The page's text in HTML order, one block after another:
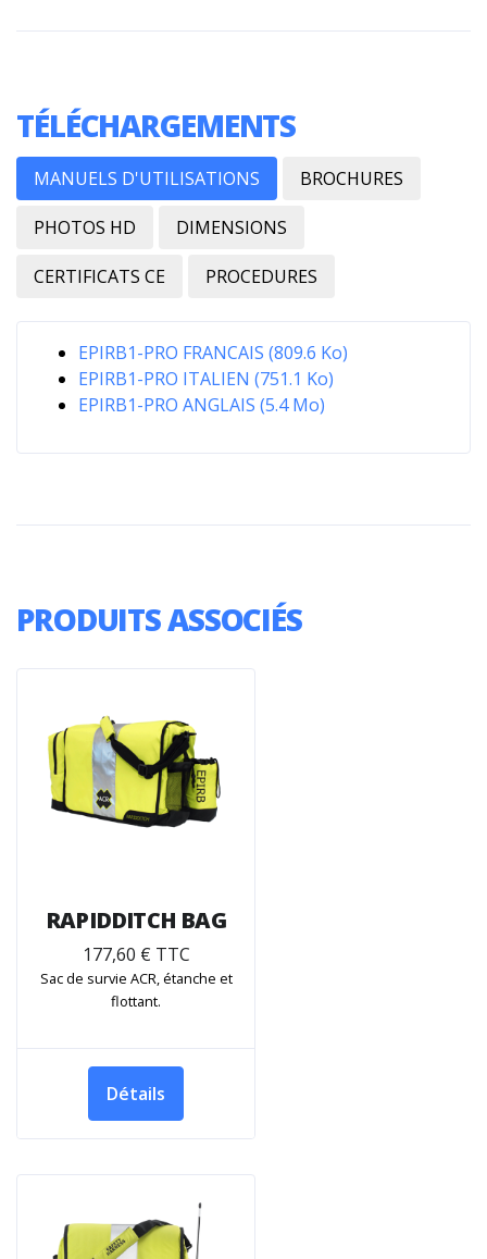
TÉLÉCHARGEMENTS
MANUELS D'UTILISATIONS BROCHURES
PHOTOS HD DIMENSIONS
CERTIFICATS CE PROCEDURES
EPIRB1-PRO FRANCAIS (809.6 Ko)
EPIRB1-PRO ITALIEN (751.1 Ko)
EPIRB1-PRO ANGLAIS (5.4 Mo)
PRODUITS ASSOCIÉS
RAPIDDITCH BAG
177,60 € TTC
Sac de survie ACR, étanche et
flottant.
Détails